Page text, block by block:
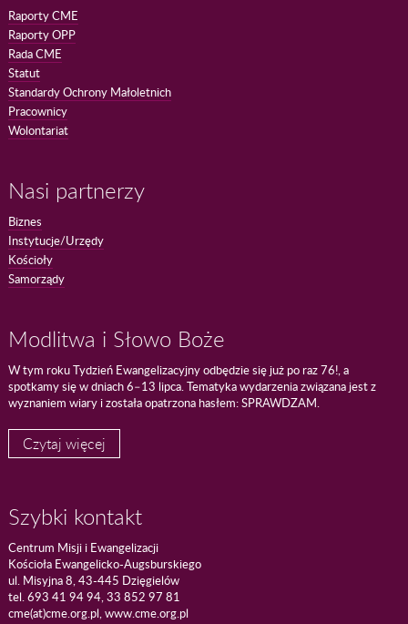
Raporty CME
Raporty OPP
Rada CME
Statut
Standardy Ochrony Małoletnich
Pracownicy
Wolontariat
Nasi partnerzy
Biznes
Instytucje/Urzędy
Kościoły
Samorządy
Modlitwa i Słowo Boże
W tym roku Tydzień Ewangelizacyjny odbędzie się już po raz 76!, a
spotkamy się w dniach 6–13 lipca. Tematyka wydarzenia związana jest z
wyznaniem wiary i została opatrzona hasłem: SPRAWDZAM.
Czytaj więcej
Szybki kontakt
Centrum Misji i Ewangelizacji
Kościoła Ewangelicko-Augsburskiego
ul. Misyjna 8, 43-445 Dzięgielów
tel. 693 41 94 94, 33 852 97 81
cme(at)cme.org.pl, www.cme.org.pl